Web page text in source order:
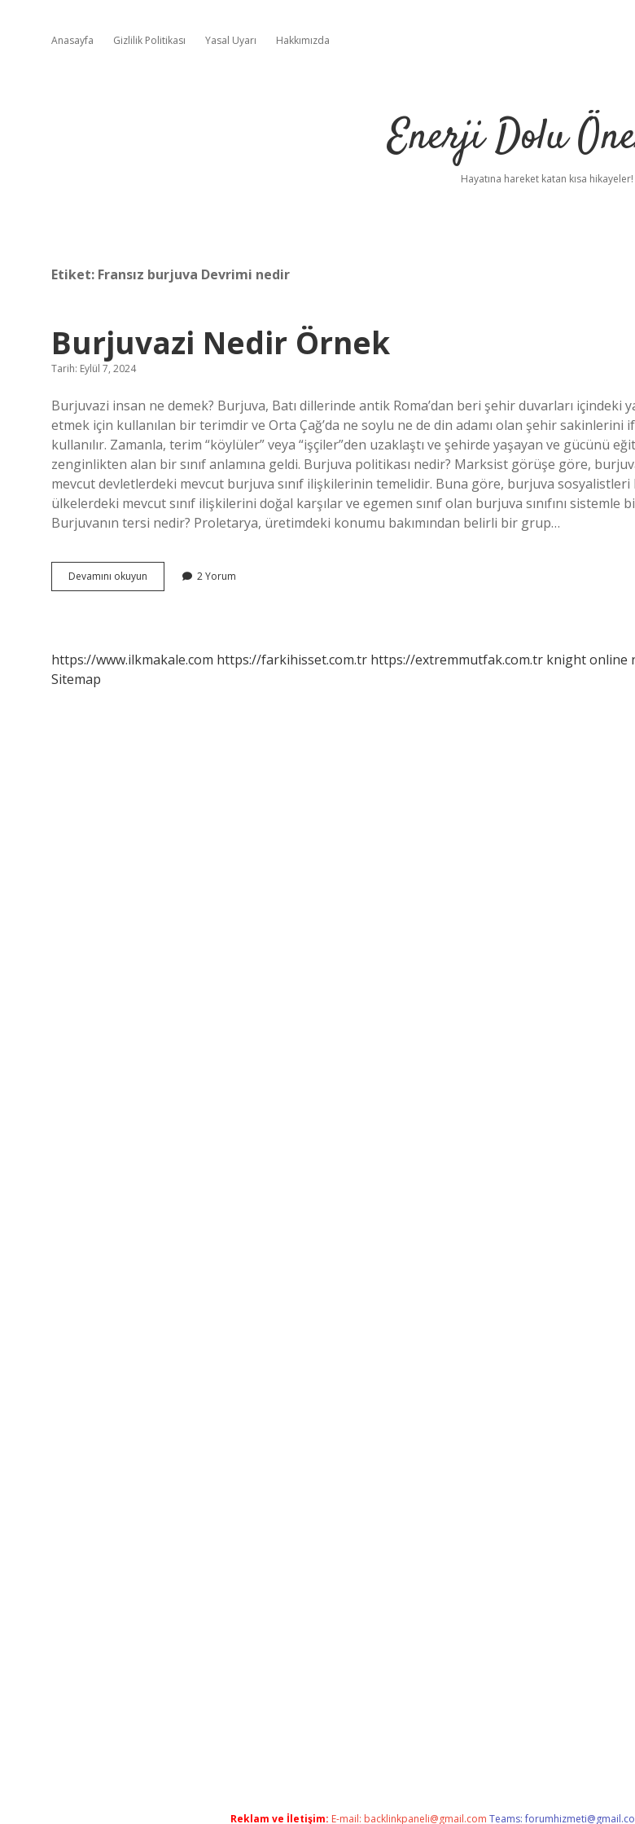
Anasayfa Gizlilik Politikası Yasal Uyarı Hakkımızda
Enerji Dolu
Hayatına hareket katan kısa hikayeler!
Etiket: Fransız burjuva Devrimi nedir
Burjuvazi Nedir Örnek
Tarih: Eylül 7, 2024
Burjuvazi insan ne demek? Burjuva, Batı dillerinde antik Roma’dan beri şehir duvarları içindeki
etmek için kullanılan bir terimdir ve Orta Çağ’da ne soylu ne de din adamı olan şehir sakinlerini
kullanılır. Zamanla, terim “köylüler” veya “işçiler”den uzaklaştı ve şehirde yaşayan ve gücünü
zenginlikten alan bir sınıf anlamına geldi. Burjuva politikası nedir? Marksist görüşe göre,
mevcut devletlerdeki mevcut burjuva sınıf ilişkilerinin temelidir. Buna göre, burjuva
ülkelerdeki mevcut sınıf ilişkilerini doğal karşılar ve egemen sınıf olan burjuva sınıfını sistemle
Burjuvanın tersi nedir? Proletarya, üretimdeki konumu bakımından belirli bir grup…
Devamını okuyun Burjuvazi
Nedir
2 Yorum
https://www.ilkmakale.com https://farkihisset.com.tr https://extremmutfak.com.tr knight online
Sitemap
Reklam ve İletişim: E-mail: backlinkpaneli@gmail.com Teams: